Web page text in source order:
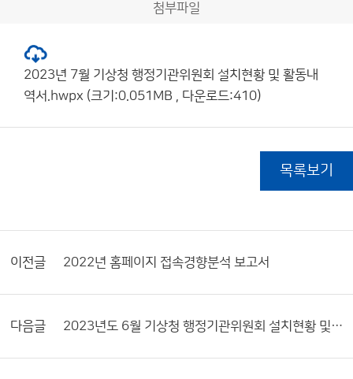
첨부파일
2023년 7월 기상청 행정기관위원회 설치현황 및 활동내
역서.hwpx (크기:0.051MB , 다운로드:410)
목록보기
이전글 2022년 홈페이지 접속경향분석 보고서
다음글 2023년도 6월 기상청 행정기관위원회 설치현황 및 활동내역서